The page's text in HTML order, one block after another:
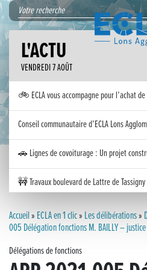
L'ACTU
VENDREDI 7 AOÛT
🚲 ECLA vous accompagne pour l’achat
Conseil communautaire d’ECLA Lons
🚗 Lignes de covoiturage : Un projet
🚧 Travaux boulevard de Lattre de
Inauguration nouvelle station d’épuration
Accueil» ECLA en 1 clic» Les délibérations»
005 Délégation fonctions M. BAILLY – justice
Délégations de fonctions